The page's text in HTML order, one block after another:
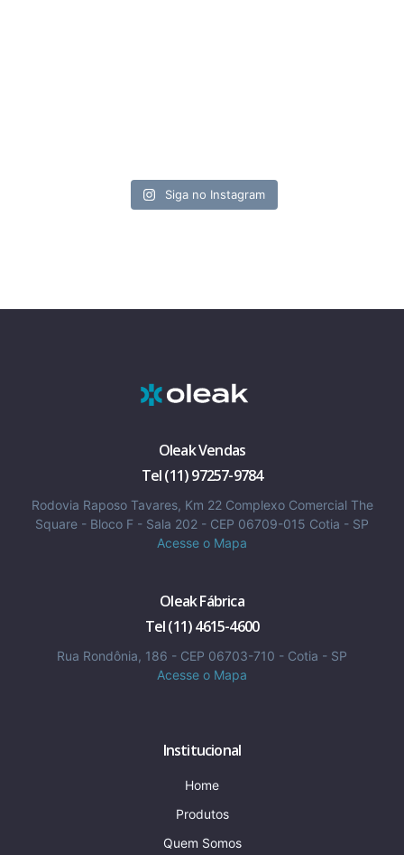
Siga no Instagram
Oleak Vendas
Tel (11) 97257-9784
Rodovia Raposo Tavares, Km 22 Complexo Comercial The
Square - Bloco F - Sala 202 - CEP 06709-015 Cotia - SP
Acesse o Mapa
Oleak Fábrica
Tel (11) 4615-4600
Rua Rondônia, 186 - CEP 06703-710 - Cotia - SP
Acesse o Mapa
Institucional
Home
Produtos
Quem Somos